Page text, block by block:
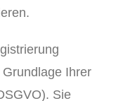
Ihrer
Sie